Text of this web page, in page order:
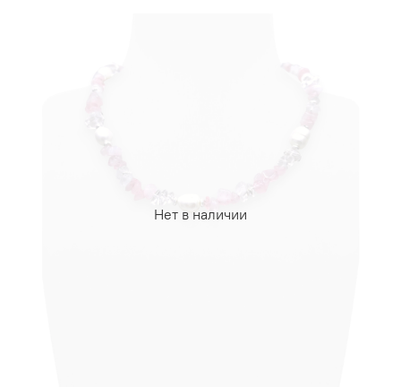
Нет в наличии